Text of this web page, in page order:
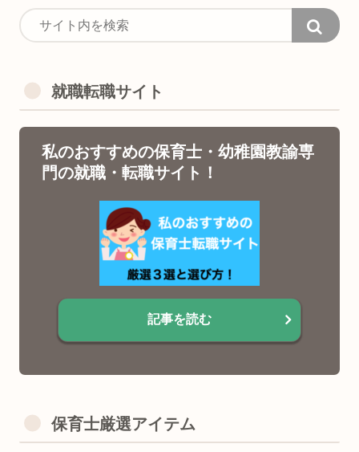
就職転職サイト
私のおすすめの保育士・幼稚園教諭専
門の就職・転職サイト！
記事を読む
保育士厳選アイテム